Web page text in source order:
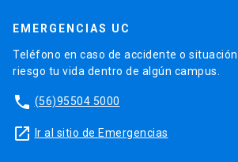
EMERGENCIAS UC
Teléfono en caso de accidente o
riesgo tu vida dentro de algún campus.
phone (56)95504 5000
launch Ir al sitio de Emergencias